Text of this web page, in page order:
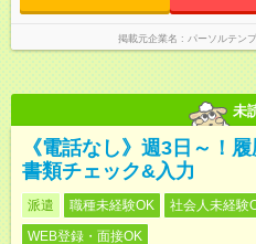
掲載元企業名 パーソルテン
未
《電話なし》週3日～！
書類チェック&入力
派遣 職種未経験OK 社会人未経験
WEB登録・面接OK